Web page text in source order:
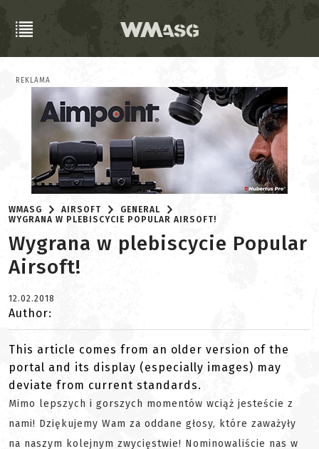
REKLAMA
WMASG AIRSOFT
GENERAL
WYGRANA W PLEBISCYCIE POPULAR AIRSOFT!
Wygrana w plebiscycie Popular
Airsoft!
12.02.2018
Author:
This article comes from an older version of the
portal and its display (especially images) may
deviate from current standards.
Mimo lepszych i gorszych momentów wciąż jesteście z
nami! Dziękujemy Wam za oddane głosy, które zaważyły
na naszym kolejnym zwycięstwie! Nominowaliście nas w